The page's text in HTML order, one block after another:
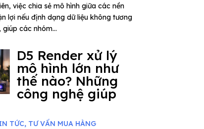
việc chia sẻ mô hình giữa các nền
lợi nếu định dạng dữ liệu không tương
các nhóm...
D5 Render xử lý
mô hình lớn như
thế nào? Những
công nghệ giúp
TỨC, TƯ VẤN MUA HÀNG